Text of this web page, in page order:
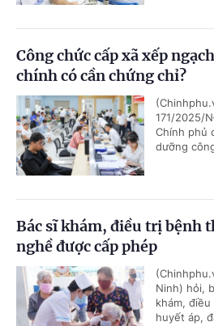
Công chức cấp xã xếp
chính có cần chứng chỉ?
171/2025/
Chính phủ
dưỡng
Bác sĩ khám, điều trị bệnh
nghề được cấp phép
Ninh) hỏi,
khám,
huyết áp,